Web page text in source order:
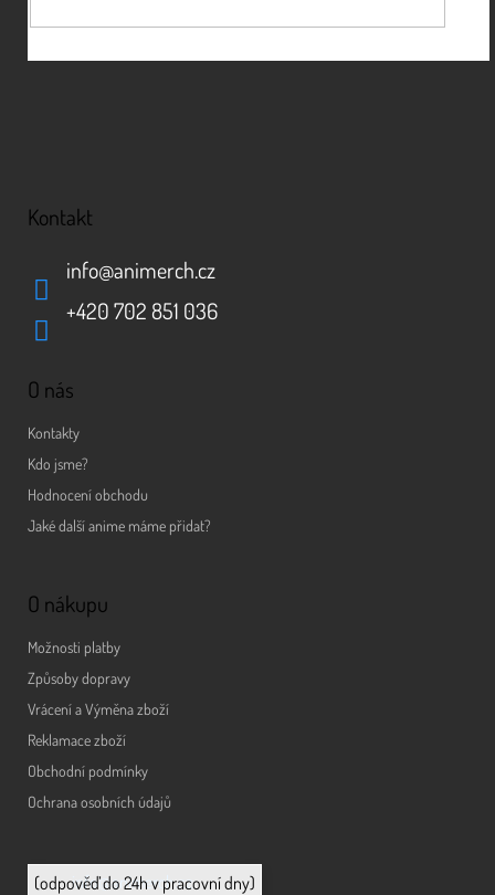
Kontakt
info@animerch.cz
+420 702 851 036
O nás
Kontakty
Kdo jsme?
Hodnocení obchodu
Jaké další anime máme přidat?
O nákupu
Možnosti platby
Způsoby dopravy
Vrácení a Výměna zboží
Reklamace zboží
Obchodní podmínky
Ochrana osobních údajů
info@animerch.cz
(odpověď do 24h v pracovní dny)